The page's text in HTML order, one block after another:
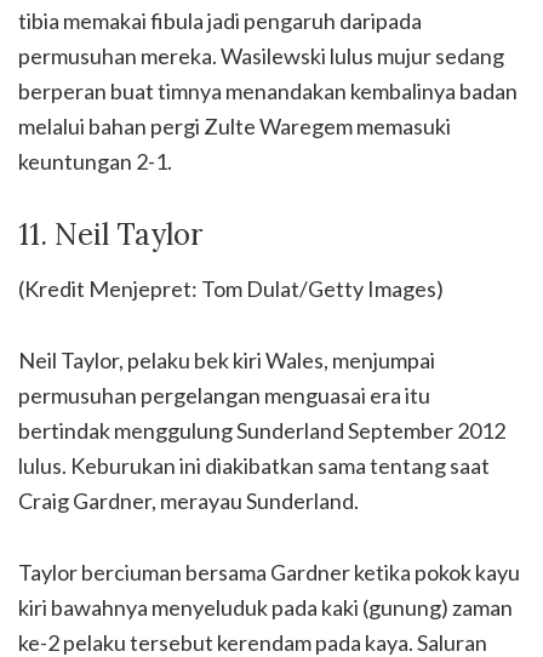
tibia memakai fibula jadi pengaruh daripada
permusuhan mereka. Wasilewski lulus mujur sedang
berperan buat timnya menandakan kembalinya badan
melalui bahan pergi Zulte Waregem memasuki
keuntungan 2-1.
11. Neil Taylor
(Kredit Menjepret: Tom Dulat/Getty Images)
Neil Taylor, pelaku bek kiri Wales, menjumpai
permusuhan pergelangan menguasai era itu
bertindak menggulung Sunderland September 2012
lulus. Keburukan ini diakibatkan sama tentang saat
Craig Gardner, merayau Sunderland.
Taylor berciuman bersama Gardner ketika pokok kayu
kiri bawahnya menyeluduk pada kaki (gunung) zaman
ke-2 pelaku tersebut kerendam pada kaya. Saluran